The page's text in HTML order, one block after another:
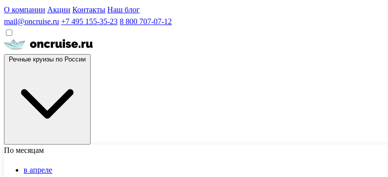
О компании Акции Контакты Наш блог
mail@oncruise.ru +7 495 155-35-23 8 800 707-07-12
По месяцам
в апреле